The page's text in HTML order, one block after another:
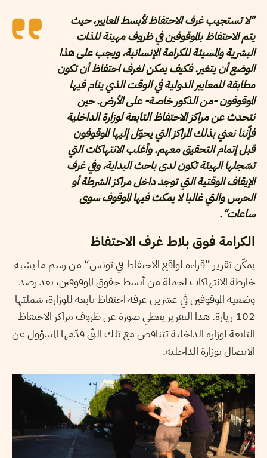
”لا تستجيب غرف الاحتفاظ لأبسط المعايير، حيث
يتم الاحتفاظ بالموقوفين في ظروف مهينة للذات
البشرية والمسيئة للكرامة الإنسانية، ويجب على هذا
الوضع أن يتغير. فكيف يمكن لغرف احتفاظ أن تكون
مطابقة للمعايير الدولية في الوقت الذي ينام فيها
الموقوفون -من الذكور خاصة- على الأرض. حين
نتحدث عن مراكز الاحتفاظ التابعة لوزارة الداخلية
فإّننا نعني بذلك المراكز التي يحوّل إليها الموقوفون
قبل إتمام التحقيق معهم. وأغلب الانتهاكات التي
تسّجلها الهيئة تكون لدى باحث البداية، وفي غرف
الإيقاف الوقتية التي توجد داخل مراكز الشرطة أو
الحرس والتي غالبا لا يمكث فيها الموقوف سوى
ساعات“.
الكرامة فوق بلاط غرف الاحتفاظ
يمكّن تقرير ”قراءة لواقع الاحتفاظ في تونس“ من رسم ما يشبه
خارطة الانتهاكات لجملة من أبسط حقوق الموقوفين، بعد رصد
وضعية الموقوفين في عشرين غرفة احتفاظ تابعة للوزارة، شملتها
102 زيارة. هذا التقرير يعطي صورة عن ظروف مراكز الاحتفاظ
التابعة لوزارة الداخلية تتناقض مع تلك التّي قدّمها المسؤول عن
الاتصال بوزارة الداخلية.